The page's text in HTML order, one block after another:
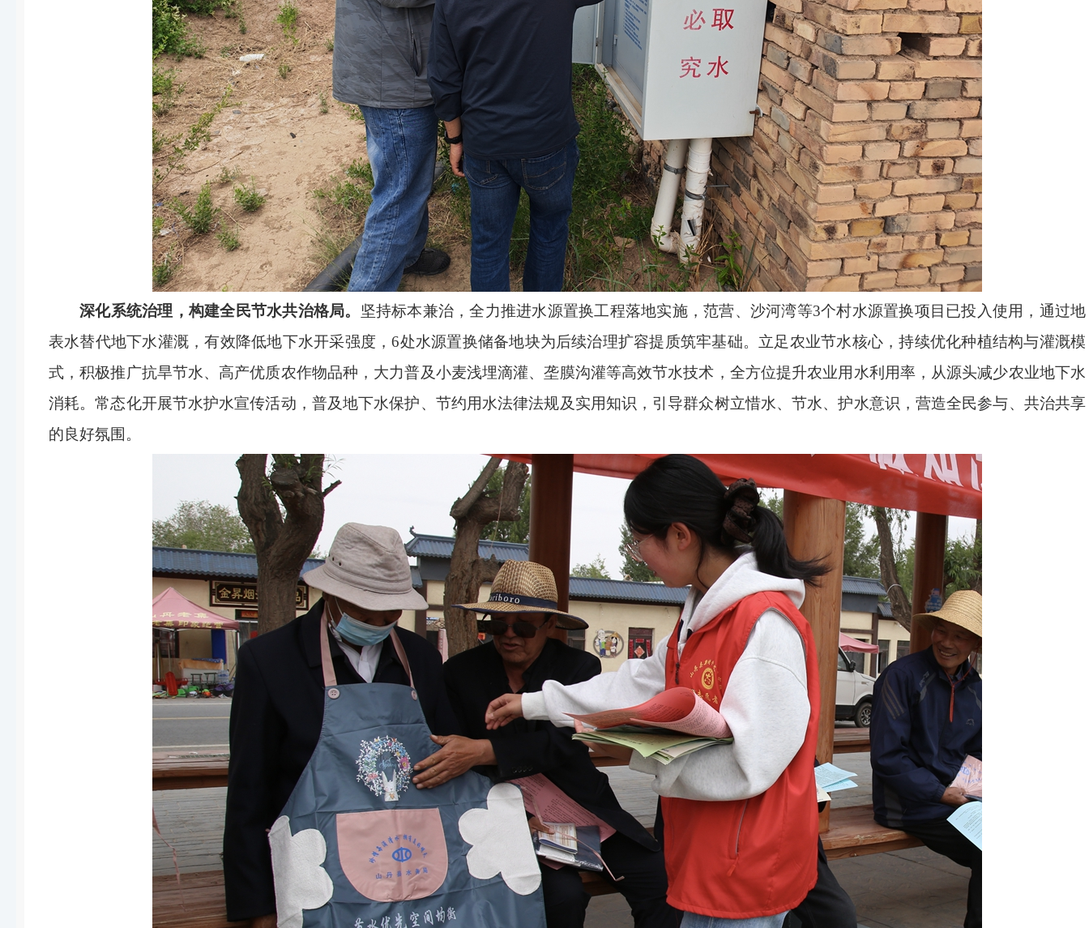
深化系统治理，构建全民节水共治格局。 坚持标本兼治，全力推进水源置换工程落地实施，范营、沙河湾等3个村水源置换项目已投入使用，通过地
表水替代地下水灌溉，有效降低地下水开采强度，6处水源置换储备地块为后续治理扩容提质筑牢基础。立足农业节水核心，持续优化种植结构与灌溉模
式，积极推广抗旱节水、高产优质农作物品种，大力普及小麦浅埋滴灌、垄膜沟灌等高效节水技术，全方位提升农业用水利用率，从源头减少农业地下水
消耗。常态化开展节水护水宣传活动，普及地下水保护、节约用水法律法规及实用知识，引导群众树立惜水、节水、护水意识，营造全民参与、共治共享
的良好氛围。